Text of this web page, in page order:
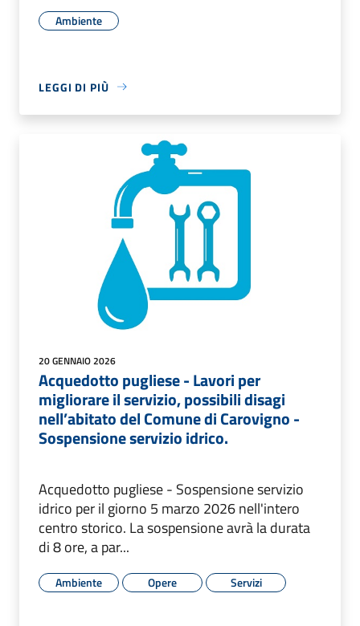
Ambiente
LEGGI DI PIÙ
20 GENNAIO 2026
Acquedotto pugliese - Lavori per
migliorare il servizio, possibili disagi
nell’abitato del Comune di Carovigno -
Sospensione servizio idrico.
Acquedotto pugliese - Sospensione servizio
idrico per il giorno 5 marzo 2026 nell'intero
centro storico. La sospensione avrà la durata
di 8 ore, a par...
Ambiente Opere Servizi